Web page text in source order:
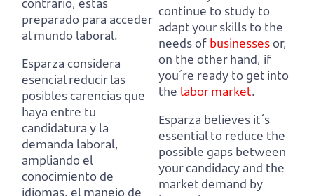
preparado para acceder
al mundo laboral.
Esparza considera
esencial reducir las
posibles carencias que
haya entre tu
candidatura y la
demanda laboral,
ampliando el
conocimiento de
idiomas, el manejo de
continue to study to
adapt your skills to the
needs of businessesor,
on the other hand, if
you´re ready to get into
the labor market.
Esparza believes it´s
essential to reduce the
possible gaps between
your candidacy and the
market demand by